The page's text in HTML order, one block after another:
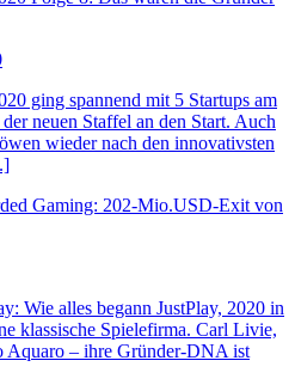
ging spannend mit 5 Startups am
neuen Staffel an den Start. Auch
wieder nach den innovativsten
Gaming: 202-Mio.USD-Exit von
Wie alles begann JustPlay, 2020 in
klassische Spielefirma. Carl Livie,
– ihre Gründer-DNA ist